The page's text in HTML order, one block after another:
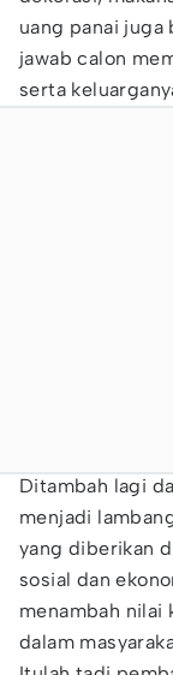
uang panai
jawab calon
serta
Ditambah lagi
menjadi
yang diberikan
sosial dan
menambah nilai
dalam